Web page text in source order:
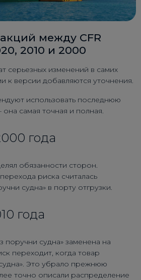
между CFR
2010 и 2000
серьезных изменений в самих
к версии добавляются уточнения.
использовать последнюю
самая точная и полная.
года
обязанности сторон.
риска считалась
судна» в порту отгрузки.
года
поручни судна» заменена на
переходит, когда товар
Это убрало прежнюю
точно описали распределение